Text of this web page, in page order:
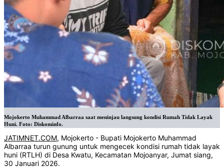
Mojokerto Muhammad Albarraa saat meninjau langsung kondisi Rumah Tidak Layak
Huni. Foto: Diskominfo.
JATIMNET.COM, Mojokerto - Bupati Mojokerto Muhammad
Albarraa turun gunung untuk mengecek kondisi rumah tidak layak
huni (RTLH) di Desa Kwatu, Kecamatan Mojoanyar, Jumat siang,
30 Januari 2026.